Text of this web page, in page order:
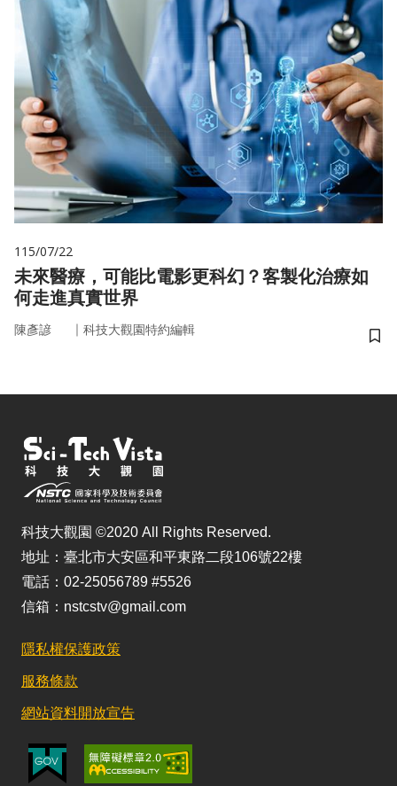
115/07/22
未來醫療，可能比電影更科幻？客製化治療如
何走進真實世界
陳彥諺 ｜ 科技大觀園特約編輯
儲
科技大觀園 ©2020 All Rights Reserved.
地址：臺北市大安區和平東路二段106號22樓
電話：02-25056789 #5526
信箱：nstcstv@gmail.com
隱私權保護政策
服務條款
網站資料開放宣告